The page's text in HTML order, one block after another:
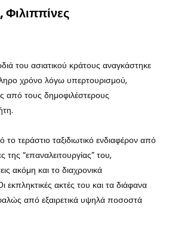
του ασιατικού κράτους αναγκάστηκε
χρόνο λόγω υπερτουρισμού,
από τους δημοφιλέστερους
το τεράστιο ταξιδιωτικό ενδιαφέρον από
της “επαναλειτουργίας” του,
ακόμη και το διαχρονικά
εκπληκτικές ακτές του και τα διάφανα
από εξαιρετικά υψηλά ποσοστά